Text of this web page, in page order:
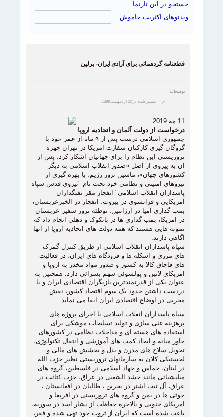
جستجو در این تارنما
ویدئوهای اکثریت خاموش
قطعنامه گردهمائی برای آزادی ایران- برلین
منتشر شده در 22 ارديبهشت 1398
درخواست از دولت آلمان و اتحادیه اروپا
جمهوری اسلامی درست پس از ۹ ماه از عمر خود با
گروگان گیری کارکنان سفارت امریکا در تهران چهره
تروریستی این نظام را برای جهانیان آشکار کرد. پس از
آن به پیروی از اصل «صدور انقلاب اسلامی به دیگر
کشورهای جهان»، ماشین ترور رژیم، با بهره گیری از
نیروهای امنیتی و نظامی خود تحت نام "نیروی قدس سپاه
پاسداران انقلاب اسلامی" انفجار مقر تفنگداران
آمریکایی و فرانسوی در بیروت، انفجار در الخبرعربستان،
بمب گذاری آمیا در آرژانتین، توطئه ترور سفیر عربستان
در امریکا، بمب گذاری ها در بانکوک و دهلی انجام داد که
نمونه هایی هستند که همه دولت های اتحادیه اروپا از آنها
آگاهی دارند.
سپاه پاسداران انقلاب اسلامی از طریق کنترل گمرک
های مرزی و اسکله ها و فرودگاه های ایران، در فعالیت
های قاچاق کالا به کشور و صدور مواد مخدر به اروپا و
امریکای لاتین و پولشوئی سهم بسزائی دارد. همچنین به
عنوان یکی از قدرتمندترین بازیگران اقتصادی ایران و با
دردست داشتن حدود یک سوم اقتصاد کشور، نقش
مخربی در اوضاع اقتصادی ایران ایفا می نماید.
سپاه پاسداران انقلاب اسلامی با اجرای پروژه های
پرهزینه غنی سازی و تولید تسلیحات موشکی برای
استفاده های هسته ای و مداخلات نظامی در کشورهای
خاور میانه و ایجاد کمپ های آموزشی و انتقال تکنولوژی،
تحویل سلاح های مدرن و بذل و بخشش های مالی و
لجستیکی کلان به سازمانهای تروریستی نظیر حزب الله
در لبنان، حماس و جهاد اسلامی در فلسطین، گروه های
میلیشیائی مانند حشد الشعبی در عراق، حزب کتائب در
عراق، آل تیپ اشتر در بحرین ، طالبان در افغانستان ،
حوثی ها در یمن و گروه های تروریستی در افریقا و
امریکای جنوبی و بالاخره حفاظت از بشار اسد در سوریه،
باعث شده است که ايران از ثروت خود تهی شده و فقر،